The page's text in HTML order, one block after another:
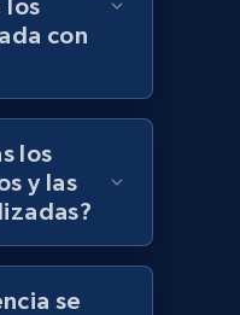
category url
name, Price,
Description, and
Comenzar ahora
los
con
los
y las
se